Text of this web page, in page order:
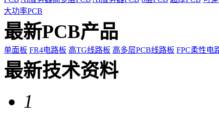
大功率PCB
最新PCB产品
单面板 FR4电路板 高TG线路板 高多层PCB线路板 FPC柔性电
最新技术资料
1